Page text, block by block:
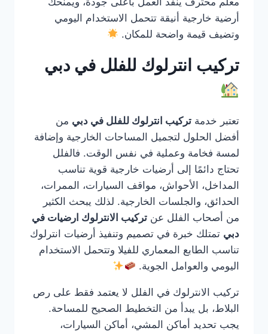
أرضية خارجية أنيقة تتحمل الاستخدام اليومي
وتضيف قيمة واضحة للمكان.
تركيب انترلوك للفلل في دبي
تعتبر خدمة تركيب انترلوك للفلل في دبي من
أفضل الحلول لتجميل المساحات الخارجية وإضافة
لمسة فخامة وعملية في نفس الوقت. فالفلل
تحتاج دائمًا إلى أرضيات خارجية قوية تناسب
المداخل، الأحواش، مواقف السيارات، الممرات،
الحدائق، والجلسات الخارجية. لذلك يبحث الكثير
من أصحاب الفلل عن تركيب الانترلوك ارضيات في
دبي تمتلك خبرة في تصميم وتنفيذ أرضيات انترلوك
تناسب الطابع المعماري للفيلا وتتحمل الاستخدام
اليومي والعوامل الجوية.
تركيب الانترلوك في الفلل لا يعتمد فقط على رص
البلاط، بل يبدأ من التخطيط الصحيح للمساحة.
يجب تحديد أماكن المشي، أماكن السيارات،